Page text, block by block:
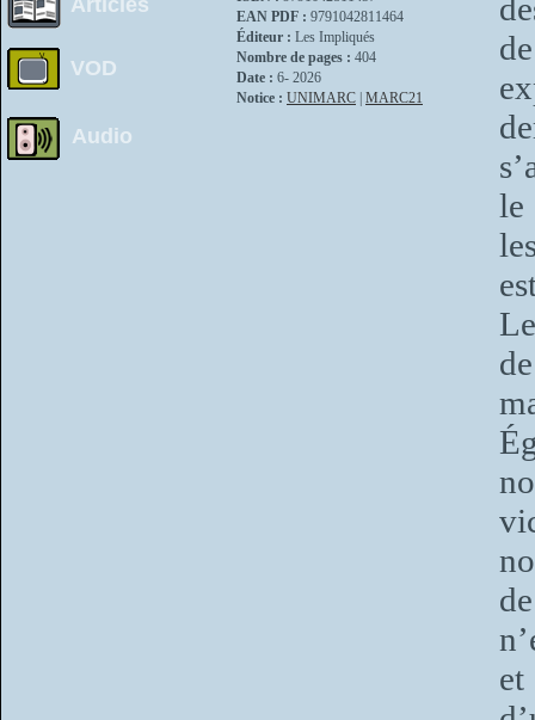
Articles
VOD
Audio
EAN PDF : 9791042811464
Éditeur : Les Impliqués
Nombre de pages : 404
Date : 6- 2026
Notice : UNIMARC MARC21
le